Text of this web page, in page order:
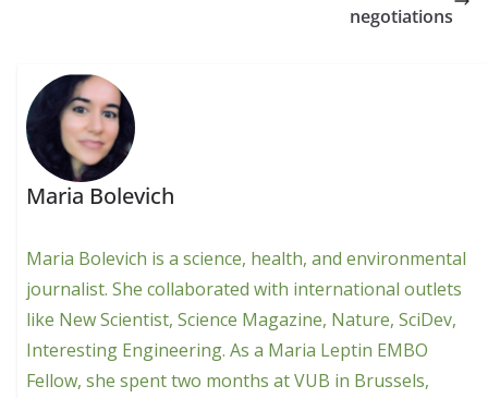
negotiations
Maria Bolevich
Maria Bolevich is a science, health, and environmental
journalist. She collaborated with international outlets
like New Scientist, Science Magazine, Nature, SciDev,
Interesting Engineering. As a Maria Leptin EMBO
Fellow, she spent two months at VUB in Brussels,